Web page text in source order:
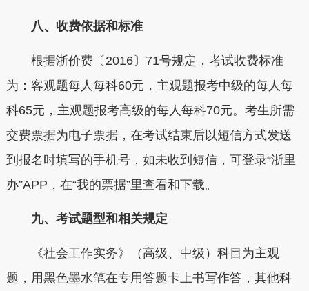
八、收费依据和标准
根据浙价费〔2016〕71号规定，考试收费标准
为：客观题每人每科60元，主观题报考中级的每人每
科65元，主观题报考高级的每人每科70元。考生所需
交费票据为电子票据，在考试结束后以短信方式发送
到报名时填写的手机号，如未收到短信，可登录“浙里
办”APP，在“我的票据”里查看和下载。
九、考试题型和相关规定
《社会工作实务》（高级、中级）科目为主观
题，用黑色墨水笔在专用答题卡上书写作答，其他科